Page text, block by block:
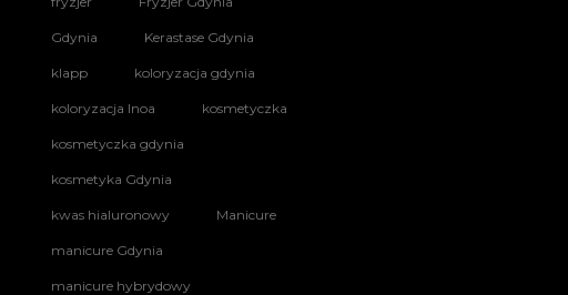
Gdynia Kerastase Gdynia
klapp koloryzacja gdynia
koloryzacja Inoa kosmetyczka
kosmetyczka gdynia
kosmetyka Gdynia
kwas hialuronowy Manicure
manicure Gdynia
manicure hybrydowy